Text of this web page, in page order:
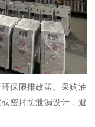
保限排政策。采购油
密封防泄漏设计，避